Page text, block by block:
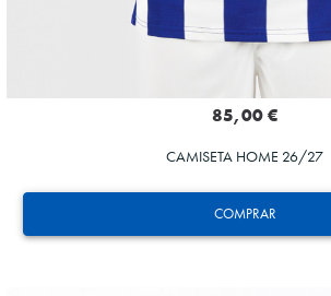
COMPRAR
85,00 €
CAMISETA HOME 26/27